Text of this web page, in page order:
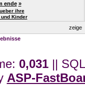
ende »
ihre
Kinder
zeige
0,031||
ASP-